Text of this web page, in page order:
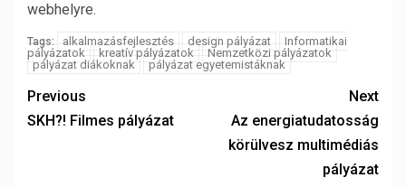
webhelyre.
Tags: alkalmazásfejlesztés design pályázat
Informatikai
pályázatok
kreatív pályázatok
Nemzetközi pályázatok
pályázat diákoknak
pályázat egyetemistáknak
Previous
SKH?! Filmes pályázat
Next
Az energiatudatosság
körülvesz multimédiás
pályázat